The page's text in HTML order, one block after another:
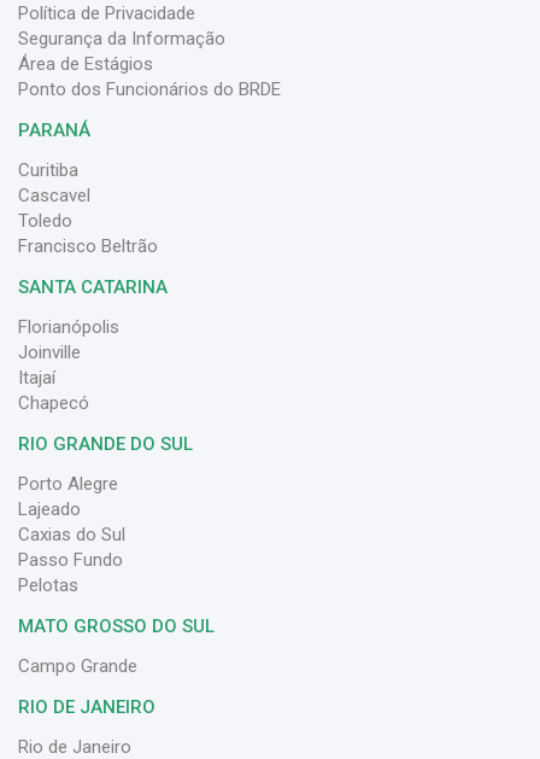
Política de Privacidade
Segurança da Informação
Área de Estágios
Ponto dos Funcionários do BRDE
PARANÁ
Curitiba
Cascavel
Toledo
Francisco Beltrão
SANTA CATARINA
Florianópolis
Joinville
Itajaí
Chapecó
RIO GRANDE DO SUL
Porto Alegre
Lajeado
Caxias do Sul
Passo Fundo
Pelotas
MATO GROSSO DO SUL
Campo Grande
RIO DE JANEIRO
Rio de Janeiro